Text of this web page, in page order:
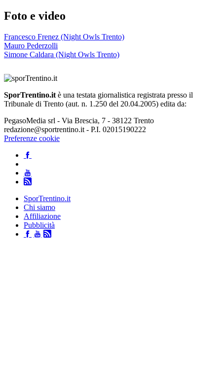
Foto e video
Francesco Frenez (Night Owls Trento)
Mauro Pederzolli
Simone Caldara (Night Owls Trento)
SporTrentino.it è una testata giornalistica registrata presso il
Tribunale di Trento (aut. n. 1.250 del 20.04.2005) edita da:
PegasoMedia srl - Via Brescia, 7 - 38122 Trento
redazione@sportrentino.it - P.I. 02015190222
Preferenze cookie
SporTrentino.it
Chi siamo
Affiliazione
Pubblicità